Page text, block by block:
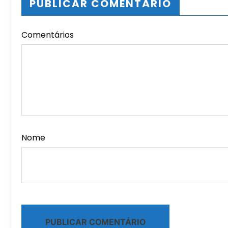
PUBLICAR COMENTÁRIO
Comentários
Nome